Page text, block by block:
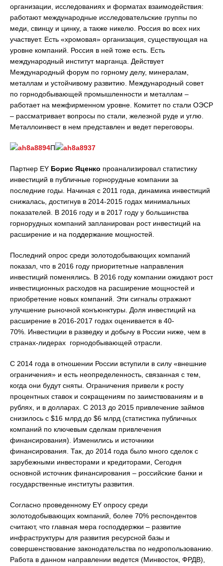
организации, исследованиях и форматах взаимодействия:
работают международные исследовательские группы по
меди, свинцу и цинку, а также никелю. Россия во всех них
участвует. Есть «хромовая» организация, существующая на
уровне компаний. Россия в ней тоже есть. Есть
международный институт марганца. Действует
Международный форум по горному делу, минералам,
металлам и устойчивому развитию. Международный совет
по горнодобывающей промышленности и металлам –
работает на межфирменном уровне. Комитет по стали ОЭСР
– рассматривает вопросы по стали, железной руде и углю.
Металлоинвест в нем представлен и ведет переговоры.
П
Партнер EY Борис Яценко проанализировал статистику
инвестиций в публичные горнорудные компании за
последние годы. Начиная с 2011 года, динамика инвестиций
снижалась, достигнув в 2014-2015 годах минимальных
показателей. В 2016 году и в 2017 году у большинства
горнорудных компаний запланирован рост инвестиций на
расширение и на поддержание мощностей.
Последний опрос среди золотодобывающих компаний
показал, что в 2016 году приоритетные направления
инвестиций поменялись. В 2016 году компании ожидают рост
инвестиционных расходов на расширение мощностей и
приобретение новых компаний. Эти сигналы отражают
улучшение рыночной конъюнктуры. Доля инвестиций на
расширение в 2016-2017 годах оценивается в 40-
70%. Инвестиции в разведку и добычу в России ниже, чем в
странах-лидерах горнодобывающей отрасли.
С 2014 года в отношении России вступили в силу «внешние
ограничения» и есть неопределенность, связанная с тем,
когда они будут сняты. Ограничения привели к росту
процентных ставок и сокращениям по заимствованиям и в
рублях, и в долларах. С 2013 до 2015 привлечение займов
снизилось с $16 млрд до $6 млрд (статистика публичных
компаний по ключевым сделкам привлечения
финансирования). Изменились и источники
финансирования. Так, до 2014 года было много сделок с
зарубежными инвесторами и кредиторами, Сегодня
основной источник финансирования – российские банки и
государственные институты развития.
Согласно проведенному ЕY опросу среди
золотодобывающих компаний, более 70% респондентов
считают, что главная мера господдержки – развитие
инфраструктуры для развития ресурсной базы и
совершенствование законодательства по недропользованию.
Работа в данном направлении ведется (Минвосток, ФРДВ),